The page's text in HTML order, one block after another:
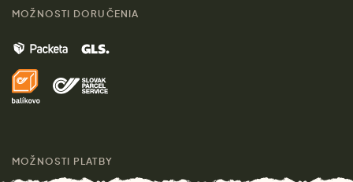
Kontakt
Značky
Pre médiá
Muži
Darčeky
Doprava a platba
MOŽNOSTI DORUČENIA
MOŽNOSTI PLATBY